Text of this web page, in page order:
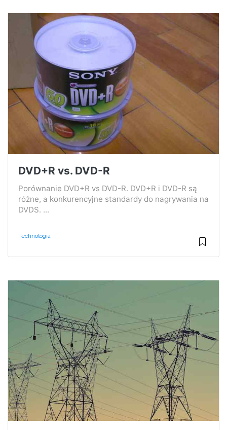
DVD+R vs. DVD-R
Porównanie DVD+R vs DVD-R. DVD+R i DVD-R są
różne, a konkurencyjne standardy do nagrywania na
DVDS. ...
Technologia